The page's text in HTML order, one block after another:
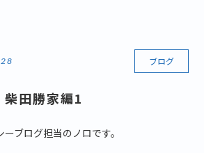
ブログ
田勝家編1
ブログ担当のノロです。